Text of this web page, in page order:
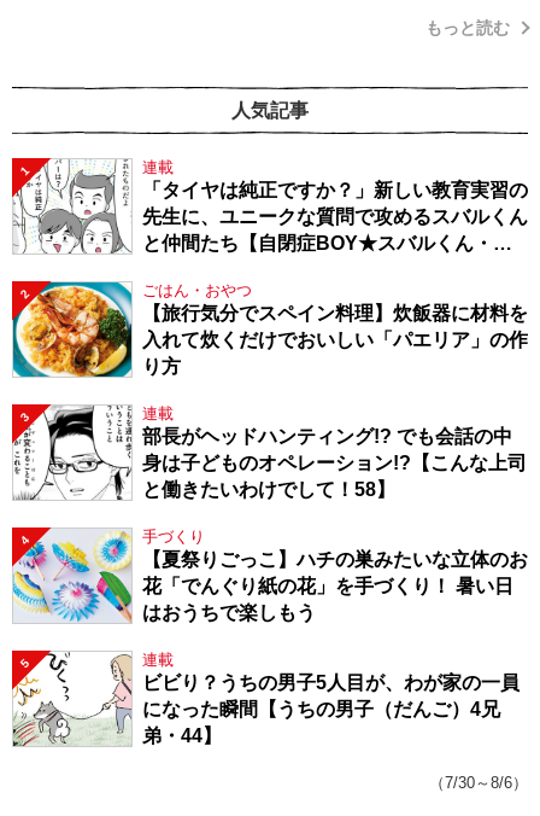
もっと読む
人気記事
1 連載
「タイヤは純正ですか？」新しい教育実習の
先生に、ユニークな質問で攻めるスバルくん
と仲間たち【自閉症BOY★スバルくん・
2 ごはん・おやつ
【旅行気分でスペイン料理】炊飯器に材料を
入れて炊くだけでおいしい「パエリア」の作
り方
3 連載
部長がヘッドハンティング!? でも会話の中
身は子どものオペレーション!?【こんな上司
と働きたいわけでして！58】
4 手づくり
【夏祭りごっこ】ハチの巣みたいな立体のお
花「でんぐり紙の花」を手づくり！ 暑い日
はおうちで楽しもう
5 連載
ビビり？うちの男子5人目が、わが家の一員
になった瞬間【うちの男子（だんご）4兄
弟・44】
（7/30～8/6）